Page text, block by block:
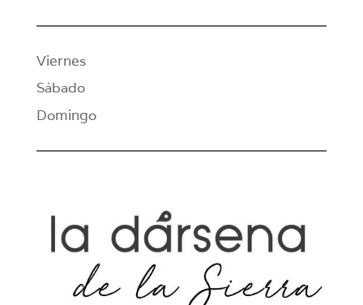
Viernes
Sábado
Domingo